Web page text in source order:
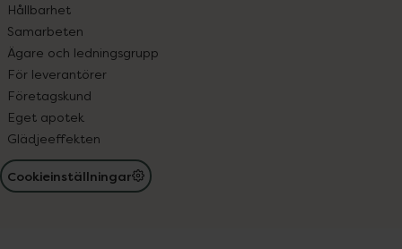
Hållbarhet
Samarbeten
Ägare och ledningsgrupp
För leverantörer
Företagskund
Eget apotek
Glädjeeffekten
Cookieinställningar